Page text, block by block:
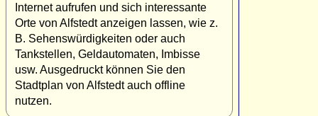
Internet aufrufen und sich interessante
Orte von Alfstedt anzeigen lassen, wie z.
B. Sehenswürdigkeiten oder auch
Tankstellen, Geldautomaten, Imbisse
usw. Ausgedruckt können Sie den
Stadtplan von Alfstedt auch offline
nutzen.